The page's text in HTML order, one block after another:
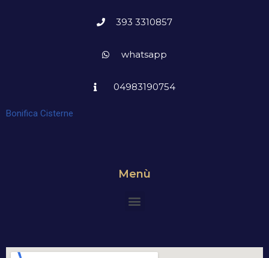
393 3310857
whatsapp
04983190754
Bonifica Cisterne
Menù